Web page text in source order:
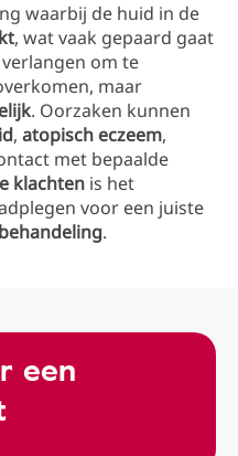
waarbij de huid in de
, wat vaak gepaard gaat
om te
maar
. Oorzaken kunnen
, atopisch eczeem,
met bepaalde
klachten is het
voor een juiste
behandeling.
een